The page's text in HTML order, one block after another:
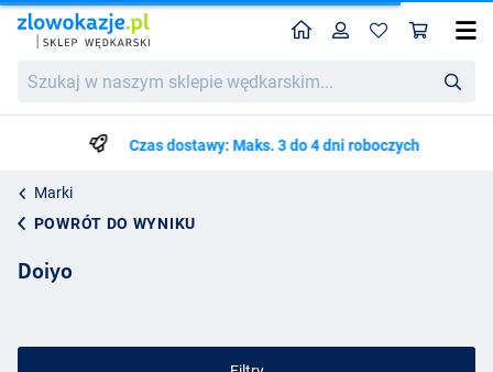
w
wędkarskim...
HomeProfil
Czas dostawy: Maks. 3 do 4 dni roboczych
Marki
POWRÓT DO WYNIKU
Doiyo